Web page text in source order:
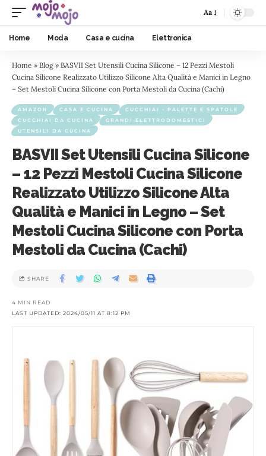
Aa
Home Moda Casa e cucina Elettronica
Home » Blog » BASVII Set Utensili Cucina Silicone – 12 Pezzi Mestoli
Cucina Silicone Realizzato Utilizzo Silicone Alta Qualità e Manici in Legno
– Set Mestoli Cucina Silicone con Porta Mestoli da Cucina (Cachi)
AMAZON CASA E CUCINA
CUCCHIAI - PALETTE E SPATOLE
CUCCHIAI DA CUCINA
GRANDI ELETTRODOMESTICI
UTENSILI DA CUCINA
BASVII Set Utensili Cucina Silicone
– 12 Pezzi Mestoli Cucina Silicone
Realizzato Utilizzo Silicone Alta
Qualità e Manici in Legno – Set
Mestoli Cucina Silicone con Porta
Mestoli da Cucina (Cachi)
LAST UPDATED: 2024/05/11 AT 8:12 PM
4 MIN READ
SHARE